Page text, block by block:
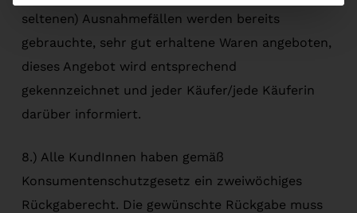
seltenen) Ausnahmefällen werden bereits
gebrauchte, sehr gut erhaltene Waren angeboten,
dieses Angebot wird entsprechend
gekennzeichnet und jeder Käufer/jede Käuferin
darüber informiert.
8.) Alle KundInnen haben gemäß
Konsumentenschutzgesetz ein zweiwöchiges
Rückgaberecht. Die gewünschte Rückgabe muss